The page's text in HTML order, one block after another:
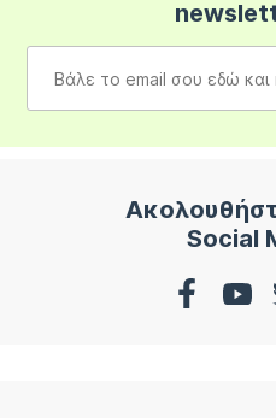
Social